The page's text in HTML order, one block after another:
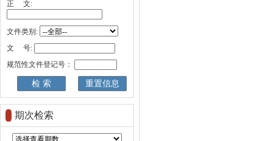
正 文:
文件类别:
文 号:
规范性文件登记号：
期次检索